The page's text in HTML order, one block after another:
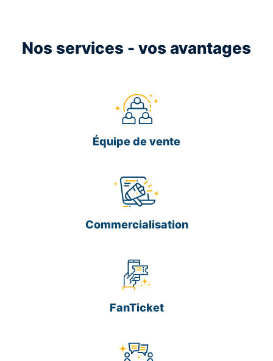
Nos services - vos avantages
Équipe de vente
Commercialisation
FanTicket